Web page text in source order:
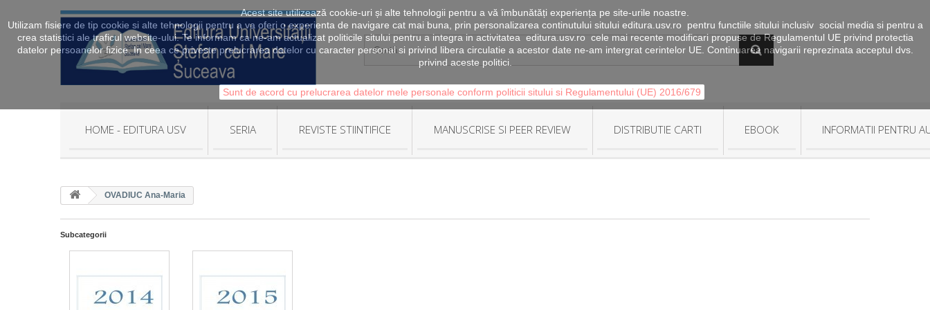
Acest site utilizează cookie-uri și alte tehnologii pentru a vă îmbunătăți experiența pe site-urile noastre.
Utilizam fisiere de tip cookie si alte tehnologii pentru a va oferi o experienta de navigare cat mai buna, prin personalizarea continutului sitului editura.usv.ro pentru functiile sitului inclusiv social media si pentru a
crea statistici ale traficul website-ului. Te informam ca ne-am actualizat politicile sitului pentru a integra in activitatea editura.usv.ro cele mai recente modificari propuse de Regulamentul UE privind protectia
datelor persoanelor fizice. In ceea ce priveste prelucrarea datelor cu caracter personal si privind libera circulatie a acestor date ne-am intergrat cerintelor UE. Continuarea navigarii reprezinata acceptul dvs.
privind aceste politici.
Sunt de acord cu prelucrarea datelor mele personale conform politicii sitului si Regulamentului (UE) 2016/679
HOME - EDITURA USV SERIA REVISTE STIINTIFICE MANUSCRISE SI PEER REVIEW DISTRIBUTIE CARTI EBOOK INFORMATII PENTRU
OVADIUC Ana-Maria
Subcategorii